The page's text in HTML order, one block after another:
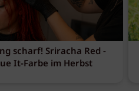
scharf! Sriracha Red -
It-Farbe im Herbst